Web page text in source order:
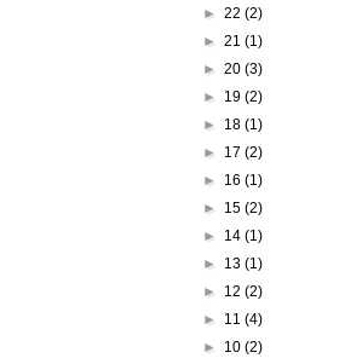
► 22 (2)
► 21 (1)
► 20 (3)
► 19 (2)
► 18 (1)
► 17 (2)
► 16 (1)
► 15 (2)
► 14 (1)
► 13 (1)
► 12 (2)
► 11 (4)
► 10 (2)